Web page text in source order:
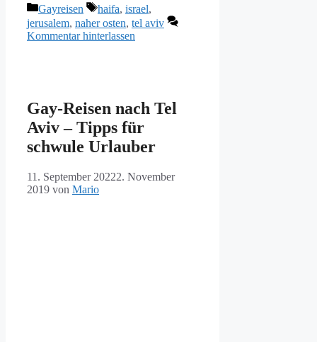
Kategorien
Gayreisen Schlagwörter
haifa, israel,
jerusalem, naher osten, tel aviv
Kommentar hinterlassen
Gay-Reisen nach Tel
Aviv – Tipps für
schwule Urlauber
11. September 20222. November
2019 von Mario